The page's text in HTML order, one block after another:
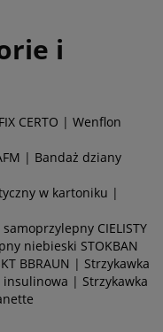
i
CERTO | Wenflon
| Bandaż dziany
w kartoniku |
CIELISTY
niebieski STOKBAN
BBRAUN | Strzykawka
insulinowa | Strzykawka